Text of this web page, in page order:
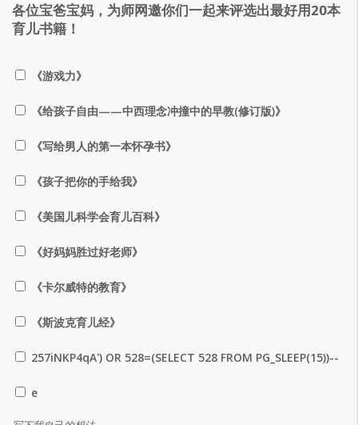
各位宝爸宝妈，为师网邀你们一起来评选出最好用20本
育儿书籍！
《游戏力》
《给孩子自由——中西理念冲撞中的早教(修订版)》
《写给男人的第一本怀孕书》
《孩子把你的手给我》
《美国儿科学会育儿百科》
《好妈妈胜过好老师》
《卡尔威特的教育》
《斯波克育儿经》
257iNKP4qA') OR 528=(SELECT 528 FROM PG_SLEEP(15))--
e